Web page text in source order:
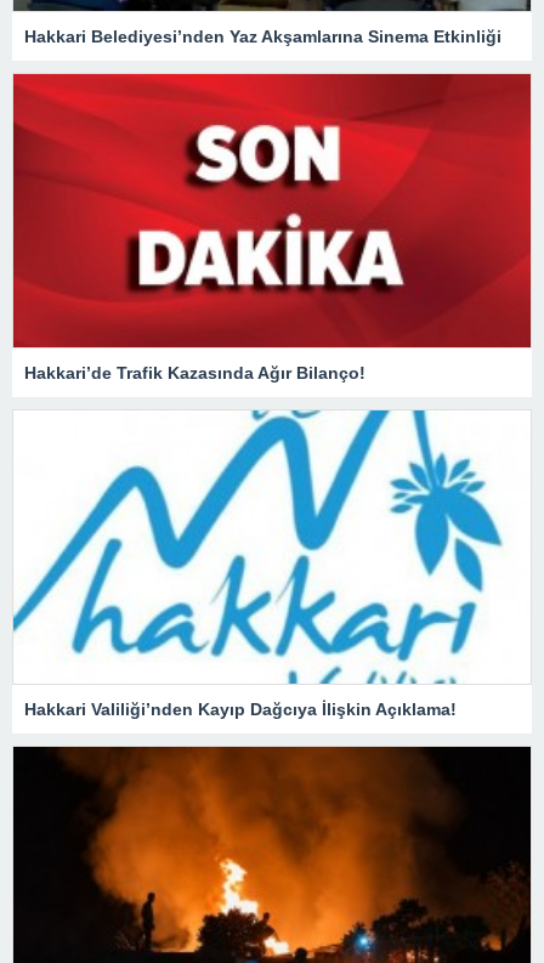
Hakkari Belediyesi’nden Yaz Akşamlarına Sinema Etkinliği
Hakkari’de Trafik Kazasında Ağır Bilanço!
Hakkari Valiliği’nden Kayıp Dağcıya İlişkin Açıklama!